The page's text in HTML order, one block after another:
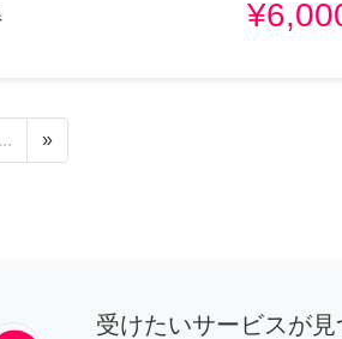
... »
受けたいサービスが